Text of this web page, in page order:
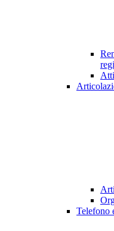
Telefono